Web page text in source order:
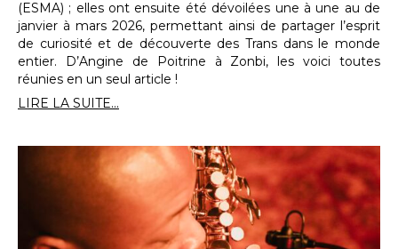
(ESMA) ; elles ont ensuite été dévoilées une à une au de
janvier à mars 2026, permettant ainsi de partager l’esprit
de curiosité et de découverte des Trans dans le monde
entier. D’Angine de Poitrine à Zonbi, les voici toutes
réunies en un seul article !
LIRE LA SUITE...